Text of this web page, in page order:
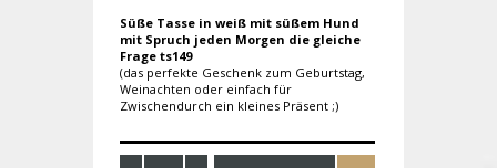
Süße Tasse in weiß mit süßem Hund
mit Spruch jeden Morgen die gleiche
Frage ts149
(das perfekte Geschenk zum Geburtstag,
Weinachten oder einfach für
Zwischendurch ein kleines Präsent ;)